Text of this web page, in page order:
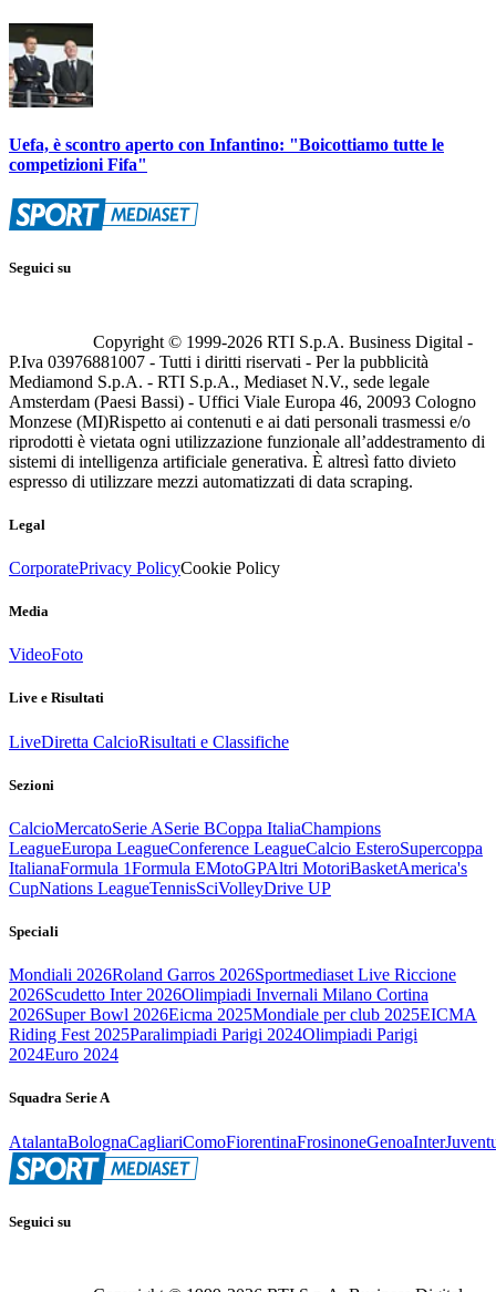
Uefa, è scontro aperto con Infantino: "Boicottiamo tutte le
competizioni Fifa"
Seguici su
Copyright © 1999-2026 RTI S.p.A. Business Digital -
P.Iva 03976881007 - Tutti i diritti riservati - Per la pubblicità
Mediamond S.p.A. - RTI S.p.A., Mediaset N.V., sede legale
Amsterdam (Paesi Bassi) - Uffici Viale Europa 46, 20093 Cologno
Monzese (MI)Rispetto ai contenuti e ai dati personali trasmessi e/o
riprodotti è vietata ogni utilizzazione funzionale all’addestramento di
sistemi di intelligenza artificiale generativa. È altresì fatto divieto
espresso di utilizzare mezzi automatizzati di data scraping.
Legal
CorporatePrivacy PolicyCookie Policy
Media
VideoFoto
Live e Risultati
LiveDiretta CalcioRisultati e Classifiche
Sezioni
CalcioMercatoSerie ASerie BCoppa ItaliaChampions
LeagueEuropa LeagueConference LeagueCalcio EsteroSupercoppa
ItalianaFormula 1Formula EMotoGPAltri MotoriBasketAmerica's
CupNations LeagueTennisSciVolleyDrive UP
Speciali
Mondiali 2026Roland Garros 2026Sportmediaset Live Riccione
2026Scudetto Inter 2026Olimpiadi Invernali Milano Cortina
2026Super Bowl 2026Eicma 2025Mondiale per club 2025EICMA
Riding Fest 2025Paralimpiadi Parigi 2024Olimpiadi Parigi
2024Euro 2024
Squadra Serie A
AtalantaBolognaCagliariComoFiorentinaFrosinoneGenoaInter
Seguici su